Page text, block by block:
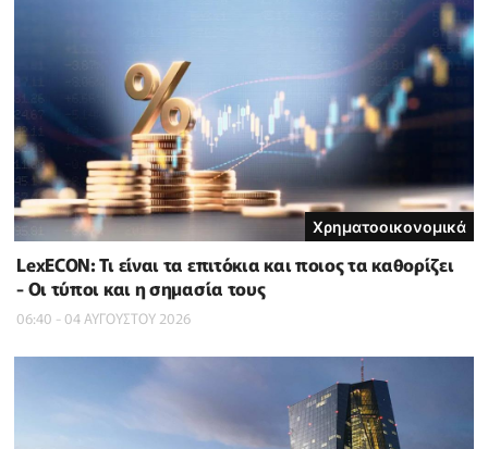
Χρηματοοικονομικά
LexECON: Τι είναι τα επιτόκια και ποιος τα καθορίζει
- Οι τύποι και η σημασία τους
06:40 - 04 ΑΥΓΟΥΣΤΟΥ 2026